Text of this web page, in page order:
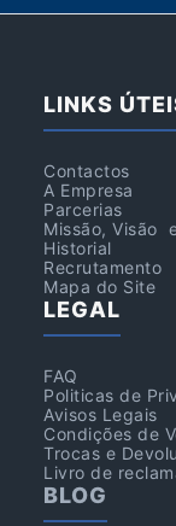
LINKS
Contactos
A Empresa
Parcerias
Missão, Visão
Historial
Recrutamento
Mapa do Site
LEGAL
FAQ
Politicas de
Avisos Legais
Condições de
Trocas e
Livro de
BLOG